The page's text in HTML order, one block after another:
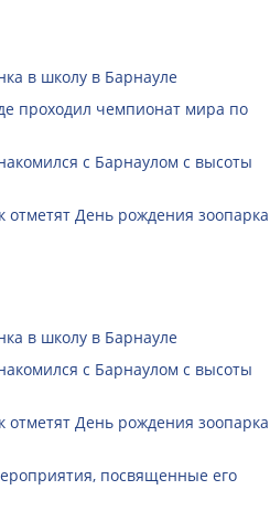
в школу в Барнауле
проходил чемпионат мира по
с Барнаулом с высоты
День рождения зоопарка
в школу в Барнауле
с Барнаулом с высоты
День рождения зоопарка
посвященные его